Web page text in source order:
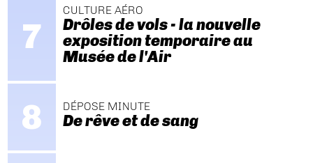
CULTURE AÉRO
Drôles de vols - la nouvelle
exposition temporaire au
Musée de l'Air
DÉPOSE MINUTE
De rêve et de sang